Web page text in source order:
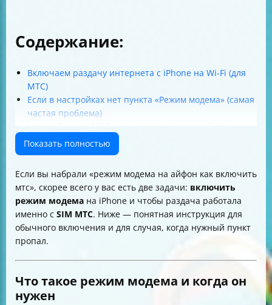
Содержание:
Включаем раздачу интернета с iPhone на Wi‑Fi (для
МТС)
Если в настройках нет пункта «Режим модема» (самая
частая проблема)
попросила система)
Как подключать другие устройства: Wi‑Fi, Bluetooth и
Как отключить режим модема на iPhone
Меняется ли стоимость раздачи интернета с
телефона
Показать полностью
Если вы набрали «режим модема на айфон как включить
мтс», скорее всего у вас есть две задачи: включить
режим модема на iPhone и чтобы раздача работала
именно с SIM МТС. Ниже — понятная инструкция для
обычного включения и для случая, когда нужный пункт
пропал.
Что такое режим модема и когда он
нужен